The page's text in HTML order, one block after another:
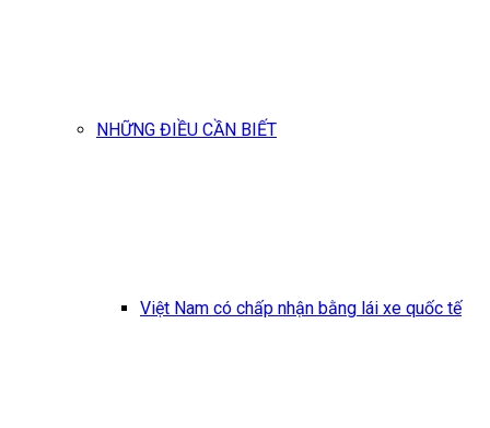
NHỮNG ĐIỀU CẦN BIẾT
Việt Nam có chấp nhận bằng lái xe quốc tế